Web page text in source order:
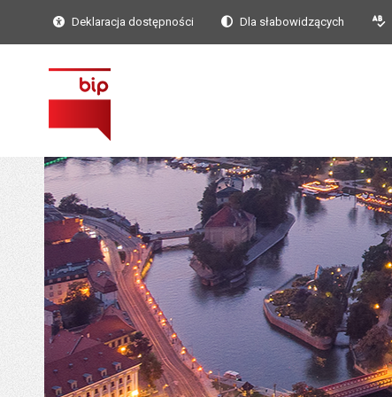
Deklaracja dostępności Dla słabowidzących